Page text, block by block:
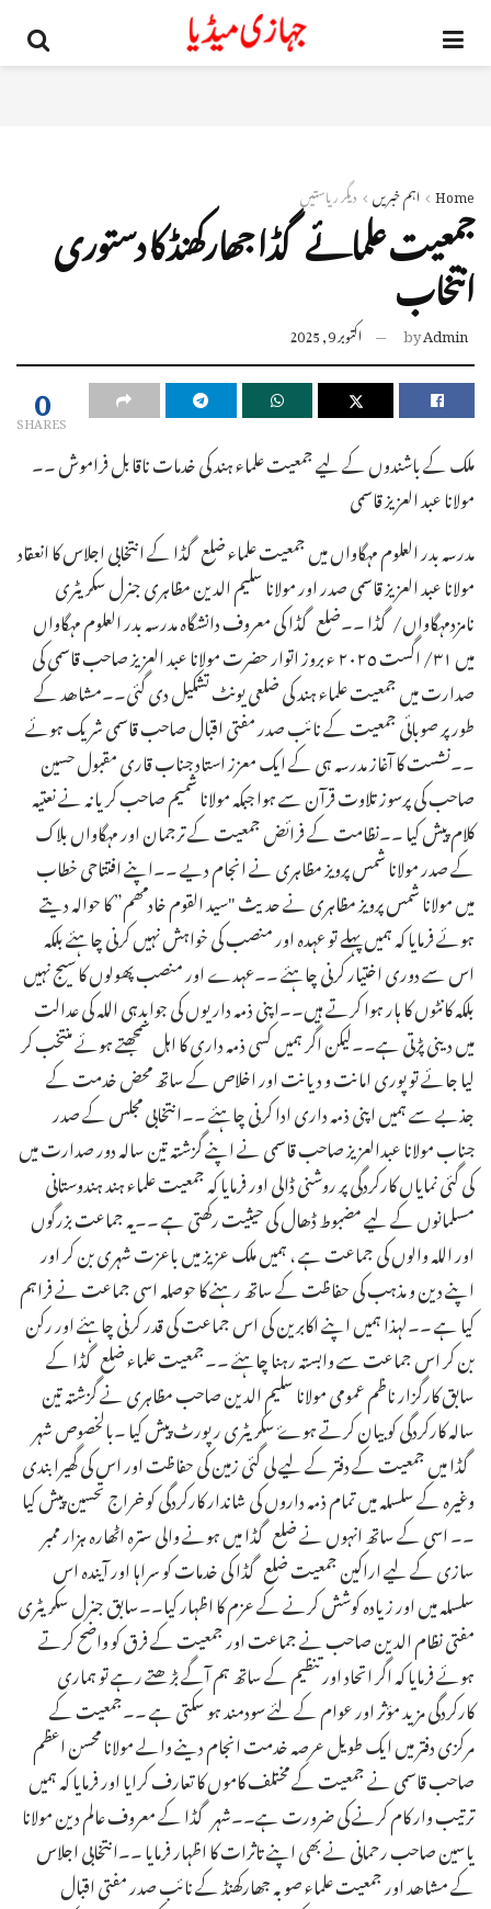
Home اہم خبریں دیگر ریاستیں
جمعیت علمائے گڈا جھارکھنڈ کا دستوری
انتخاب
byAdmin اکتوبر 9, 2025
0
SHARES
ملک کے باشندوں کے لیے جمعیت علماء ہند کی خدمات ناقابل فراموش ۔۔
مولانا عبد العزیز قاسمی
مدرسہ بدر العلوم مہگاواں میں جمعیت علماء ضلع گڈا کے انتخابی اجلاس کا انعقاد
مولانا عبد العزیز قاسمی صدر اور مولانا سلیم الدین مظاہری جنرل سکریٹری
نامزدمہگاواں/گڈا ۔۔ضلع گڈا کی معروف دانشگاہ مدرسہ بدر العلوم مہگاواں
میں ٣١/ اگست ٢٠٢٥ ء بروز اتوار حضرت مولانا عبد العزیز صاحب قاسمی کی
صدارت میں جمعیت علماء ہند کی ضلعی یونٹ تشکیل دی گئی۔۔مشاھد کے
طور پر صوبائی جمعیت کے نائب صدر مفتی اقبال صاحب قاسمی شریک ہوئے
۔۔نشست کا آغاز مدرسہ ہی کے ایک معزز استاد جناب قاری مقبول حسین
صاحب کی پرسوز تلاوت قرآن سے ہوا جبکہ مولانا شمیم صاحب کریانہ نے نعتیہ
کلام پیش کیا ۔۔نظامت کے فرائض جمعیت کے ترجمان اور مہگاواں بلاک
کے صدر مولانا شمس پرویز مظاہری نے انجام دیے ۔۔اپنے افتتاحی خطاب
میں مولانا شمس پرویز مظاہری نے حدیث "سید القوم خادمھم” کا حوالہ دیتے
ہوئے فرمایا کہ ہمیں پہلے تو عہدہ اور منصب کی خواہش نہیں کرنی چاہئے بلکہ
اس سے دوری اختیار کرنی چاہئے ۔۔عہدے اور منصب پھولوں کا سیج نہیں
بلکہ کانٹوں کا ہار ہوا کرتے ہیں۔۔اپنی ذمہ داریوں کی جوابدہی اللہ کی عدالت
میں دینی پڑتی ہے۔۔لیکن اگر ہمیں کسی ذمہ داری کا اہل سمجھتے ہوئے منتخب کر
لیا جائے تو پوری امانت و دیانت اور اخلاص کے ساتھ محض خدمت کے
جذبے سے ہمیں اپنی ذمہ داری ادا کرنی چاہئے ۔۔انتخابی مجلس کے صدر
جناب مولانا عبدالعزیز صاحب قاسمی نے اپنے گزشتہ تین سالہ دور صدارت میں
کی گئی نمایاں کارکردگی پر روشنی ڈالی اور فرمایا کہ جمعیت علماء ہند ہندوستانی
مسلمانوں کے لیے مضبوط ڈھال کی حیثیت رکھتی ہے ۔۔یہ جماعت بزرگوں
اور اللہ والوں کی جماعت ہے ، ہمیں ملک عزیز میں باعزت شہری بن کر اور
اپنے دین و مذہب کی حفاظت کے ساتھ رہنے کا حوصلہ اسی جماعت نے فراہم
کیا ہے ۔۔لہذا ہمیں اپنے اکابرین کی اس جماعت کی قدر کرنی چاہئے اور رکن
بن کر اس جماعت سے وابستہ رہنا چاہئے ۔۔جمعیت علماء ضلع گڈا کے
سابق کارگزار ناظم عمومی مولانا سلیم‌ الدین صاحب مظاہری نے گزشتہ تین
سالہ کارکردگی کو بیان کرتے ہوۓ سکریٹری رپورٹ پیش کیا ۔بالخصوص شہر
گڈا میں جمعیت کے دفتر کے لیے لی گئی زمین کی حفاظت اور اس کی گھیرا بندی
وغیرہ کے سلسلہ میں تمام‌ ذمہ داروں کی شاندار کارکردگی کو خراج تحسین پیش کیا
۔۔ اسی کے ساتھ انہوں نے ضلع گڈا میں ہونے والی سترہ اٹھارہ ہزار ممبر
سازی کے لیے اراکین جمعیت ضلع گڈا کی خدمات کو سراہا اور آیندہ اس
سلسلہ میں اور زیادہ کوشش کرنے کے عزم‌ کا اظہار کیا۔۔سابق جنرل سکریٹری
مفتی نظام الدین صاحب نے جماعت اور جمعیت کے فرق کو واضح کرتے
ہوئے فرمایا کہ اگر اتحاد اور تنظیم کے ساتھ ہم آگے بڑھتے رہے تو ہماری
کارکردگی مزید مؤثر اور عوام‌ کے لئے سودمند ہو سکتی ہے ۔۔جمعیت کے
مرکزی دفتر میں ایک طویل عرصہ خدمت انجام دینے والے مولانا محسن اعظم
صاحب قاسمی نے جمعیت کے مختلف کاموں کا تعارف کرایا اور فرمایا کہ ہمیں
ترتیب وار کام کرنے کی ضرورت ہے۔۔شہر گڈا کے معروف عالم دین مولانا
یاسین صاحب رحمانی نے بھی اپنے تاثرات کا اظہار فرمایا ۔۔انتخابی اجلاس
کے مشاھد اور جمعیت علماء صوبہ جھارکھنڈ کے نائب صدر مفتی اقبال